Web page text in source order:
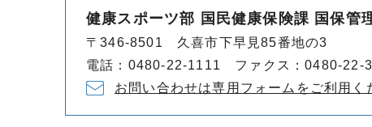
健康スポーツ部 国民健康保険課 国保管
〒346-8501 久喜市下早見85番地の3
電話：0480-22-1111 ファクス：0480-22-
お問い合わせは専用フォームをご利用く